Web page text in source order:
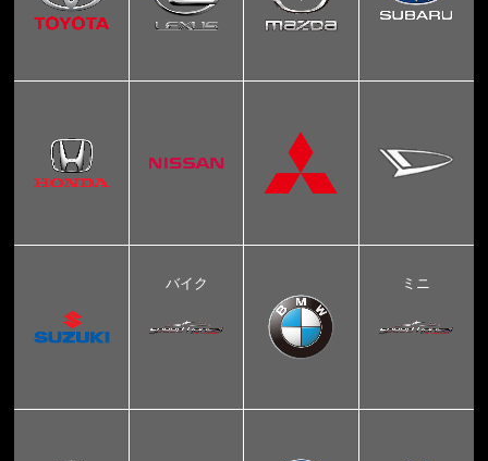
バイク ミニ